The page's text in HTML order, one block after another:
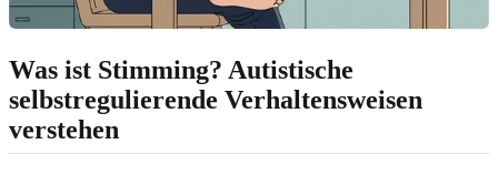
Was ist Stimming? Autistische
selbstregulierende Verhaltensweisen
verstehen